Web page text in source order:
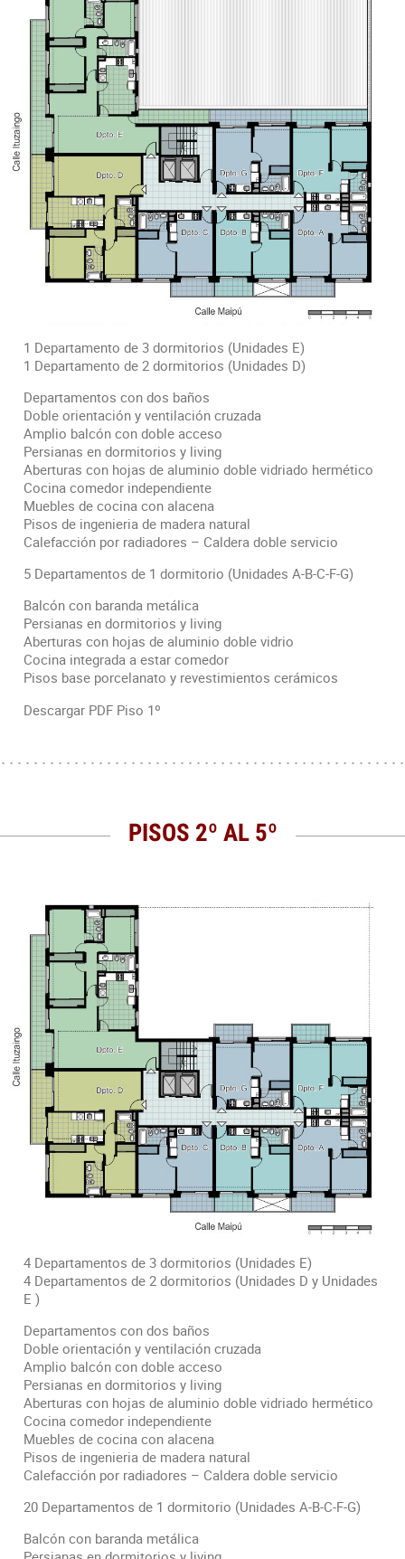
1 Departamento de 3 dormitorios (Unidades E)
1 Departamento de 2 dormitorios (Unidades D)
Departamentos con dos baños
Doble orientación y ventilación cruzada
Amplio balcón con doble acceso
Persianas en dormitorios y living
Aberturas con hojas de aluminio doble vidriado hermético
Cocina comedor independiente
Muebles de cocina con alacena
Pisos de ingenieria de madera natural
Calefacción por radiadores – Caldera doble servicio
5 Departamentos de 1 dormitorio (Unidades A-B-C-F-G)
Balcón con baranda metálica
Persianas en dormitorios y living
Aberturas con hojas de aluminio doble vidrio
Cocina integrada a estar comedor
Pisos base porcelanato y revestimientos cerámicos
Descargar PDF Piso 1º
PISOS 2º AL 5º
4 Departamentos de 3 dormitorios (Unidades E)
4 Departamentos de 2 dormitorios (Unidades D y Unidades
E )
Departamentos con dos baños
Doble orientación y ventilación cruzada
Amplio balcón con doble acceso
Persianas en dormitorios y living
Aberturas con hojas de aluminio doble vidriado hermético
Cocina comedor independiente
Muebles de cocina con alacena
Pisos de ingenieria de madera natural
Calefacción por radiadores – Caldera doble servicio
20 Departamentos de 1 dormitorio (Unidades A-B-C-F-G)
Balcón con baranda metálica